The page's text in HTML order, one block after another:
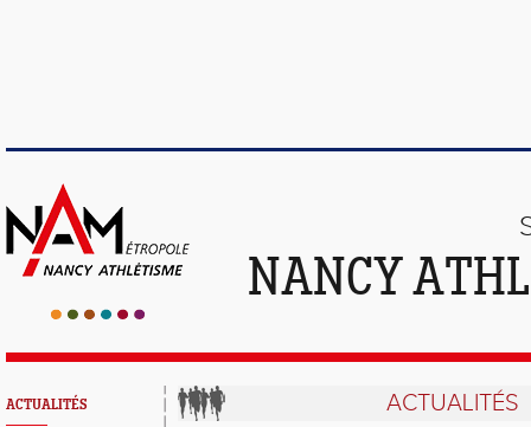
NANCY
ACTUALITÉS ACTUALITÉS